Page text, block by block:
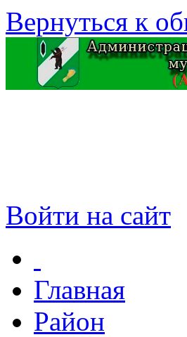
Вернуться к
Войти на сайт
Главная
Район